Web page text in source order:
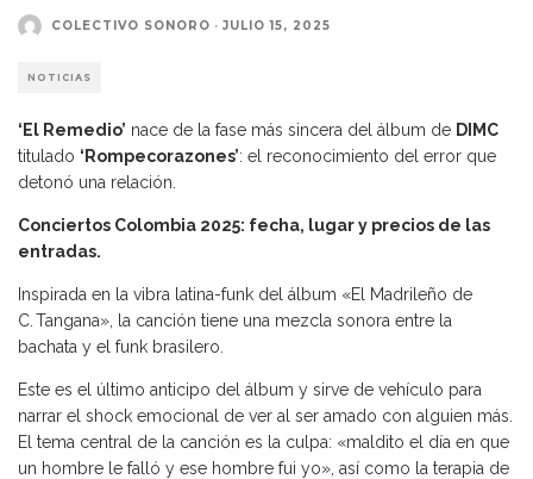
COLECTIVO SONORO · JULIO 15, 2025
NOTICIAS
‘El Remedio’ nace de la fase más sincera del álbum de DIMC
titulado ‘Rompecorazones’: el reconocimiento del error que
detonó una relación.
Conciertos Colombia 2025: fecha, lugar y precios de las
entradas.
Inspirada en la vibra latina-funk del álbum «El Madrileño de
C. Tangana», la canción tiene una mezcla sonora entre la
bachata y el funk brasilero.
Este es el último anticipo del álbum y sirve de vehículo para
narrar el shock emocional de ver al ser amado con alguien más.
El tema central de la canción es la culpa: «maldito el día en que
un hombre le falló y ese hombre fui yo», así como la terapia de